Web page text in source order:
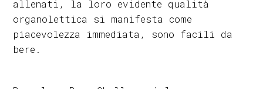
allenati, la loro evidente qualità
organolettica si manifesta come
piacevolezza immediata, sono facili da
bere.